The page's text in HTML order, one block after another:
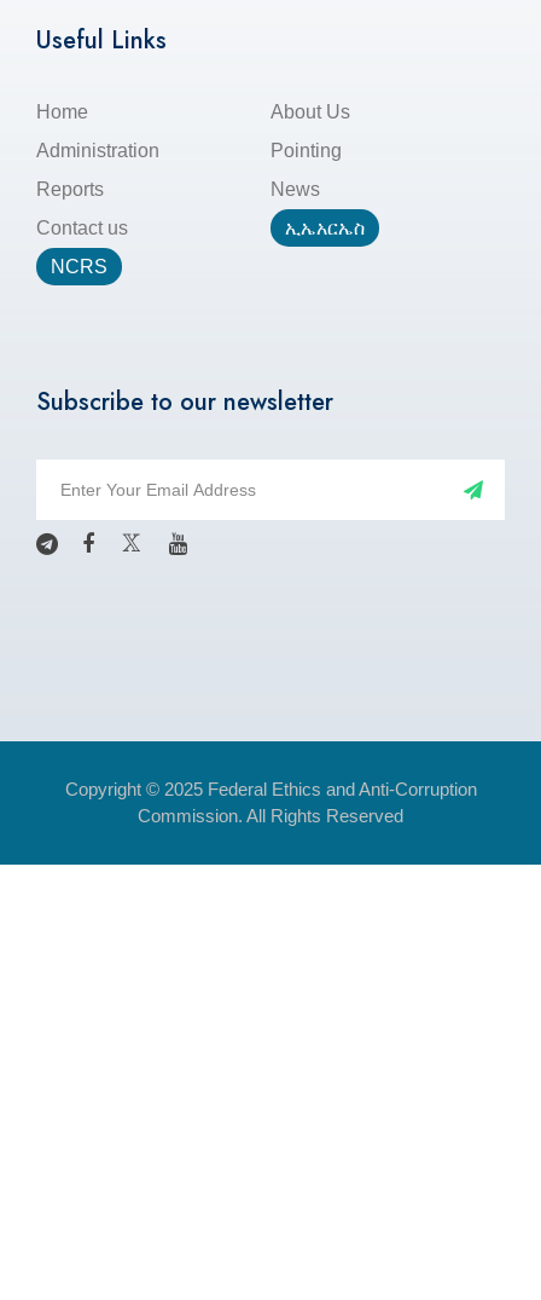
Useful Links
Home
About Us
Administration
Pointing
Reports
News
Contact us
ኢኤአርኤስ
NCRS
Subscribe to our newsletter
Copyright © 2025 Federal Ethics and Anti-Corruption
Commission. All Rights Reserved